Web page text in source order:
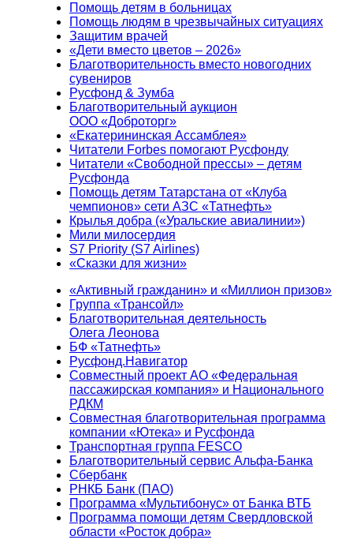
Помощь детям в больницах
Помощь людям в чрезвычайных ситуациях
Защитим врачей
«Дети вместо цветов – 2026»
Благотворительность вместо новогодних
сувениров
Русфонд & Зумба
Благотворительный аукцион
ООО «Доброторг»
«Екатерининская Ассамблея»
Читатели Forbes помогают Русфонду
Читатели «Свободной прессы» – детям
Русфонда
Помощь детям Татарстана от «Клуба
чемпионов» сети АЗС «Татнефть»
Крылья добра («Уральские авиалинии»)
Мили милосердия
S7 Priority (S7 Airlines)
«Сказки для жизни»
«Активный гражданин» и «Миллион призов»
Группа «Трансойл»
Благотворительная деятельность
Олега Леонова
БФ «Татнефть»
Русфонд.Навигатор
Совместный проект АО «Федеральная
пассажирская компания» и Национального
РДКМ
Совместная благотворительная программа
компании «Ютека» и Русфонда
Транспортная группа FESCO
Благотворительный сервис Альфа-Банка
Сбербанк
РНКБ Банк (ПАО)
Программа «Мультибонус» от Банка ВТБ
Программа помощи детям Свердловской
области «Росток добра»